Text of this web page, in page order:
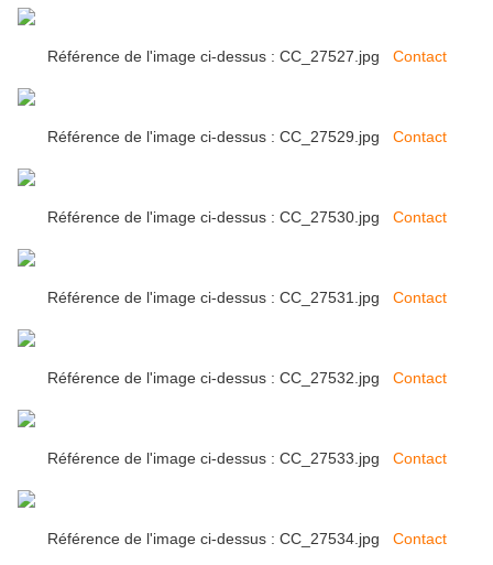
Référence de l'image ci-dessus : CC_27527.jpg Contact
Référence de l'image ci-dessus : CC_27529.jpg Contact
Référence de l'image ci-dessus : CC_27530.jpg Contact
Référence de l'image ci-dessus : CC_27531.jpg Contact
Référence de l'image ci-dessus : CC_27532.jpg Contact
Référence de l'image ci-dessus : CC_27533.jpg Contact
Référence de l'image ci-dessus : CC_27534.jpg Contact